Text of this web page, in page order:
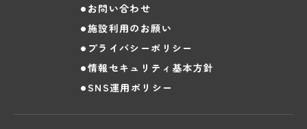
お問い合わせ
施設利用のお願い
プライバシーポリシー
情報セキュリティ基本方針
SNS運用ポリシー